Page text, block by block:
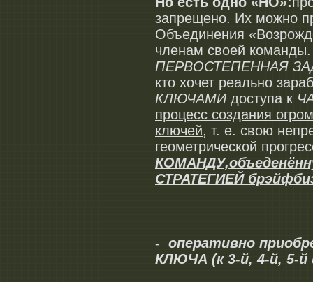
запрещено. Их можно
Объединения
членам своей
ПЕРВОСТЕПЕННАЯ
кто хочет реально
КЛЮЧАМИдоступа к
процесс создания
ключей, т. е. свою
геометрической
КОМАНДУ,
СТРАТЕГИЕЙ
- оперативно
КЛЮЧА (к 3-й, 4-й, 5-й